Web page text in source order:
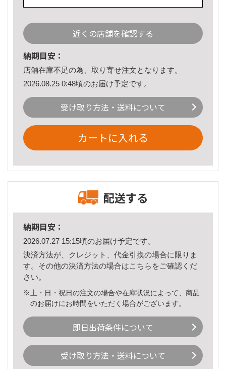
近くの店舗を確認する
納期目安：
店舗在庫不足の為、取り寄せ注文となります。
2026.08.25 0:48頃のお届け予定です。
受け取り方法・送料について
カートに入れる
配送する
納期目安：
2026.07.27 15:15頃のお届け予定です。
決済方法が、クレジット、代金引換の場合に限りま
す。その他の決済方法の場合はこちら をご確認くだ
さい。
※土・日・祝日の注文の場合や在庫状況によって、商品
のお届けにお時間をいただく場合がございます。
即日出荷条件について
受け取り方法・送料について